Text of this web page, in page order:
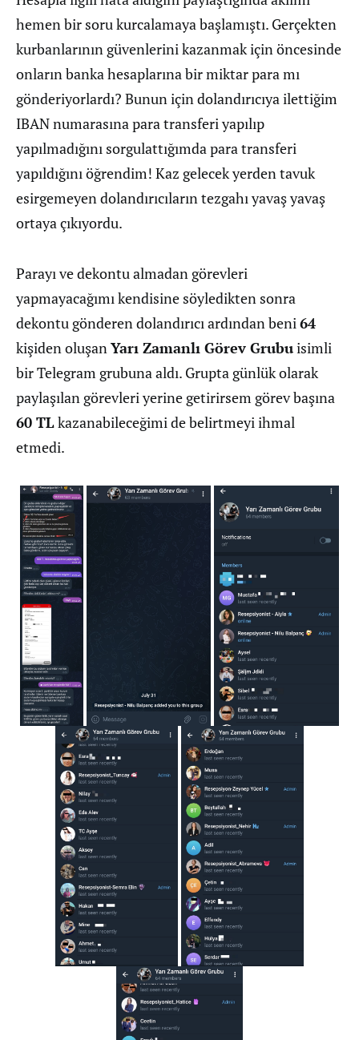
hemen bir soru kurcalamaya başlamıştı. Gerçekten
kurbanlarının güvenlerini kazanmak için öncesinde
onların banka hesaplarına bir miktar para mı
gönderiyorlardı? Bunun için dolandırıcıya ilettiğim
IBAN numarasına para transferi yapılıp
yapılmadığını sorgulattığımda para transferi
yapıldığını öğrendim! Kaz gelecek yerden tavuk
esirgemeyen dolandırıcıların tezgahı yavaş yavaş
ortaya çıkıyordu.
Parayı ve dekontu almadan görevleri
yapmayacağımı kendisine söyledikten sonra
dekontu gönderen dolandırıcı ardından beni 64
kişiden oluşan Yarı Zamanlı Görev Grubuisimli
bir Telegram grubuna aldı. Grupta günlük olarak
paylaşılan görevleri yerine getirirsem görev başına
60 TLkazanabileceğimi de belirtmeyi ihmal
etmedi.